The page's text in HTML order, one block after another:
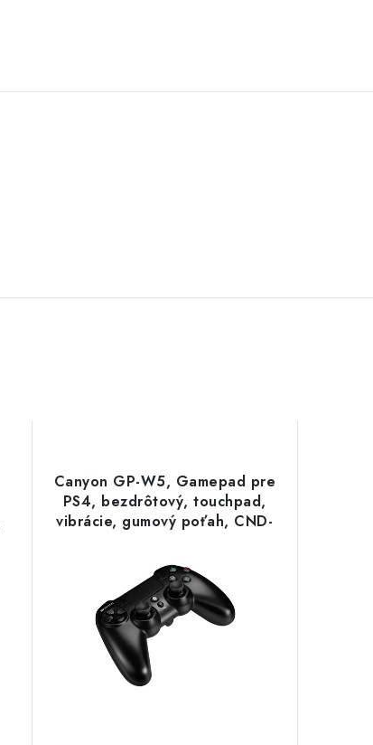
Canyon GP-W5, Gamepad pre
PS4, bezdrôtový, touchpad,
vibrácie, gumový poťah, CND-